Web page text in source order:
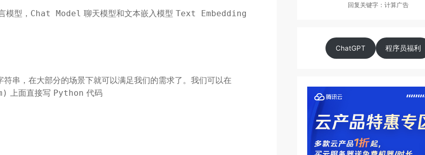
模型， Chat Model 聊天模型和文本嵌入模型 Text Embedding
串，在大部分的场景下就可以满足我们的需求了。我们可以在
上面直接写 Python 代码
回复关键字：计算广告
ChatGPT 程序员福利